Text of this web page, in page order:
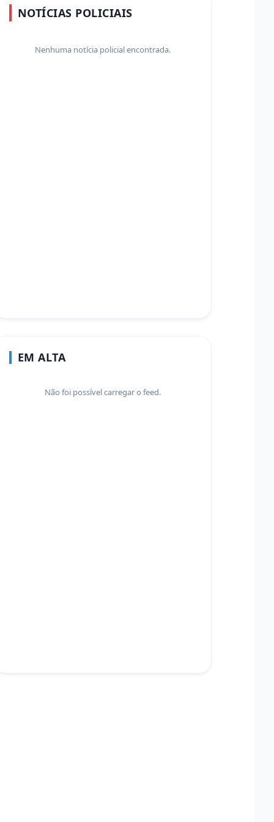
NOTÍCIAS POLICIAIS
Nenhuma notícia policial encontrada.
EM ALTA
Não foi possível carregar o feed.